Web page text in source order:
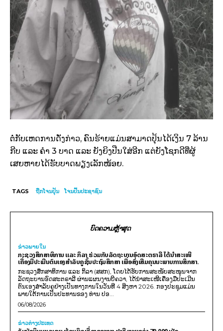
ຕໍ່ກັບເຫດການດັ່ງກ່າວ, ຄົນຮ້າຍແມ່ນສາມາດປຸ້ນໄດ້ເງິນ 7 ລ້ານ
ກີບ ແລະ ຄຳ 3 ບາດ ແລະ ຍັງຍິງປືນໃສ່ອີກ ແຕ່ຍັງໂຊກດີທີ່ຜູ້
ເສຍຫາຍໄດ້ຮັບບາດພຽງເລັກໜ້ອຍ.
TAGS ຖືກໂຈນປຸ້ນ ໂຈນປົ້ນປະຊາຊົນ
ບົດຄວາມຫຼ້າສຸດ
ຂ່າວພາຍ​ໃນ
ກະຊວງສຶກສາທິການ ແລະ ກິລາ ຮ່ວມກັບລັດຖະບານອົດສະຕຣາລີ ໄດ້ນຳສະເໜີ
ເຄື່ອງມືປະເມີນຕົນເອງສຳລັບຄູຊັ້ນປະຖົມສຶກສາ ເພື່ອສົ່ງເສີມຄຸນນະພາບການສຶກສາ.
ກະຊວງສຶກສາທິການ ແລະ ກິລາ (ສສກ), ໂດຍໄດ້ຮັບການສະໜັບສະໜູນຈາກ
ລັດຖະບານອົດສະຕຣາລີ ຜ່ານແຜນງານບີຄວາ, ໄດ້ນຳສະເໜີເຄື່ອງມືປະເມີນ
ຕົນເອງສຳລັບຄູຢ່າງເປັນທາງການໃນວັນທີ 4 ສິງຫາ 2026. ກອງປະຊຸມແມ່ນ
ພາຍໃຕ້ການເປັນປະທານຂອງ ທ່ານ ປອ...
06/08/2026
ຂ່າວຕ່າງປະເທດ